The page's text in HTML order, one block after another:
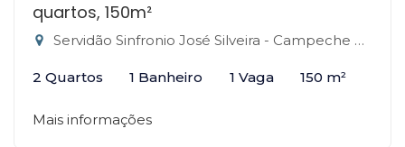
quartos, 150m²
Servidão Sinfronio José Silveira - Campeche Central, Florianópolis-SC
2 Quartos 1 Banheiro 1 Vaga 150 m²
Mais informações